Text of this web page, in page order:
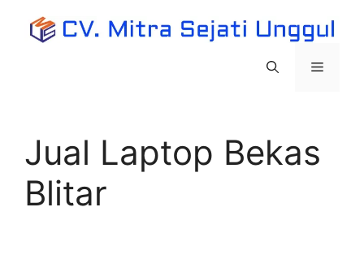
Menu
Jual Laptop Bekas
Blitar